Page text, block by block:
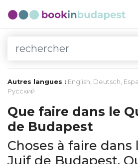
Autres langues : English, Deutsch,
Русский
Que faire dans le
de Budapest
Choses à faire dans
Juif de Budapest,